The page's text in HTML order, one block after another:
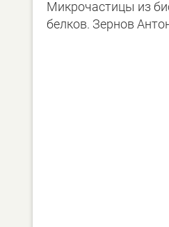
Микрочастицы из
белков. Зернов